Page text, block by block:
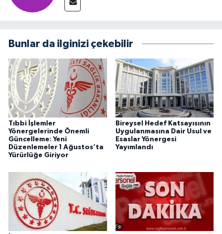
Bunlar da ilginizi çekebilir
Tıbbi İşlemler
Yönergelerinde Önemli
Güncelleme: Yeni
Düzenlemeler 1 Ağustos’ta
Yürürlüğe Giriyor
Bireysel Hedef Katsayısının
Uygulanmasına Dair Usul ve
Esaslar Yönergesi
Yayımlandı